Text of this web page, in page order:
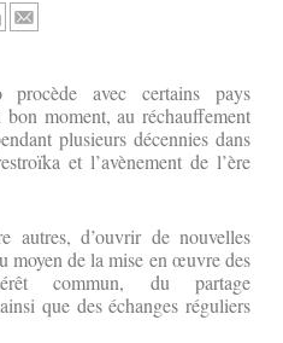
avec certains pays
moment, au réchauffement
plusieurs décennies dans
et l’avènement de l’ère
autres, d’ouvrir de nouvelles
moyen de la mise en œuvre des
commun, du partage
que des échanges réguliers